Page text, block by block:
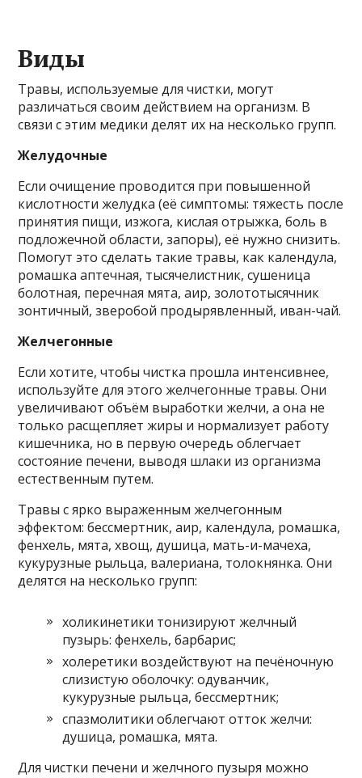
Виды
Травы, используемые для чистки, могут
различаться своим действием на организм. В
связи с этим медики делят их на несколько групп.
Желудочные
Если очищение проводится при повышенной
кислотности желудка (её симптомы: тяжесть после
принятия пищи, изжога, кислая отрыжка, боль в
подложечной области, запоры), её нужно снизить.
Помогут это сделать такие травы, как календула,
ромашка аптечная, тысячелистник, сушеница
болотная, перечная мята, аир, золототысячник
зонтичный, зверобой продырявленный, иван-чай.
Желчегонные
Если хотите, чтобы чистка прошла интенсивнее,
используйте для этого желчегонные травы. Они
увеличивают объём выработки желчи, а она не
только расщепляет жиры и нормализует работу
кишечника, но в первую очередь облегчает
состояние печени, выводя шлаки из организма
естественным путем.
Травы с ярко выраженным желчегонным
эффектом: бессмертник, аир, календула, ромашка,
фенхель, мята, хвощ, душица, мать-и-мачеха,
кукурузные рыльца, валериана, толокнянка. Они
делятся на несколько групп:
холикинетики тонизируют желчный
пузырь: фенхель, барбарис;
холеретики воздействуют на печёночную
слизистую оболочку: одуванчик,
кукурузные рыльца, бессмертник;
спазмолитики облегчают отток желчи:
душица, ромашка, мята.
Для чистки печени и желчного пузыря можно